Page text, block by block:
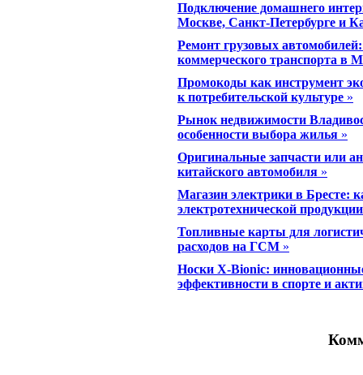
Подключение домашнего
Москве, Санкт-Петербурге и
Ремонт грузовых
коммерческого транспорта в
Промокоды как инструмент
к потребительской культуре »
Рынок недвижимости
особенности выбора жилья »
Оригинальные запчасти или
китайского автомобиля »
Магазин электрики в Бресте:
электротехнической продукции
Топливные карты для
расходов на ГСМ »
Носки X-Bionic:
эффективности в спорте и